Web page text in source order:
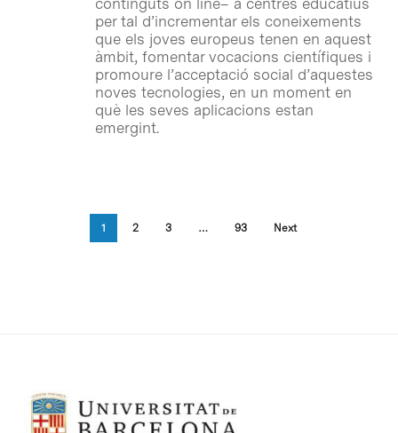
per tal d’incrementar els coneixements
que els joves europeus tenen en aquest
àmbit, fomentar vocacions científiques i
promoure l’acceptació social d’aquestes
noves tecnologies, en un moment en
què les seves aplicacions estan
emergint.
1 2 3 … 93 Next